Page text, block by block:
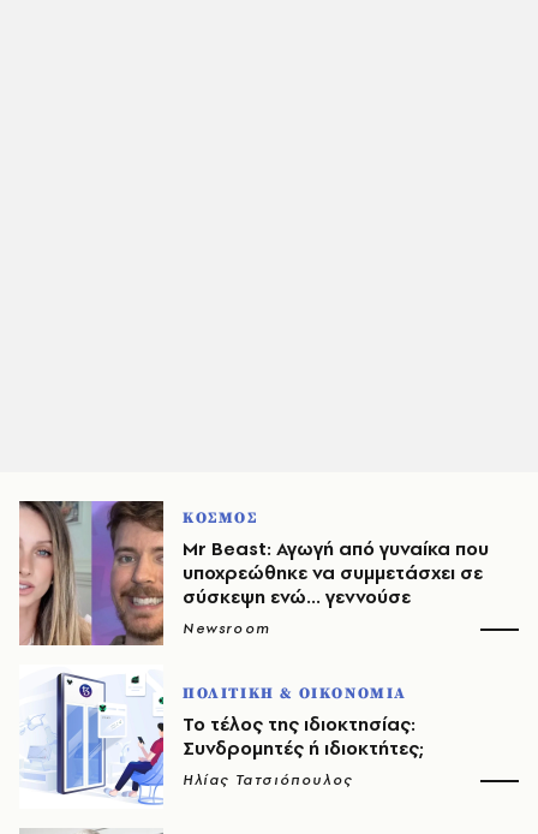
ΚΟΣΜΟΣ
Mr Beast: Αγωγή από γυναίκα που
υποχρεώθηκε να συμμετάσχει σε
σύσκεψη ενώ... γεννούσε
Newsroom
ΠΟΛΙΤΙΚΗ & ΟΙΚΟΝΟΜΙΑ
Το τέλος της ιδιοκτησίας:
Συνδρομητές ή ιδιοκτήτες;
Ηλίας Τατσιόπουλος